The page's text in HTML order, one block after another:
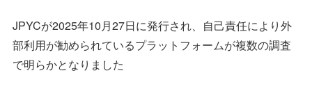
JPYCが2025年10月27日に発行され、自己責任により外
部利用が勧められているプラットフォームが複数の調査
で明らかとなりました